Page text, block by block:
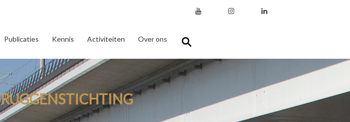
Publicaties Kennis Activiteiten Over ons